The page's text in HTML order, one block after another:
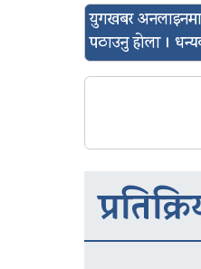
युगखबर
पठाउनु होला ।